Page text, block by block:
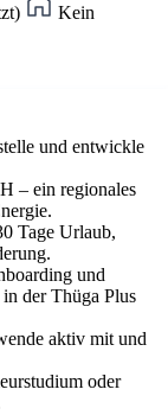
Kein
und entwickle
– ein regionales
Tage Urlaub,
und
der Thüga Plus
aktiv mit und
oder